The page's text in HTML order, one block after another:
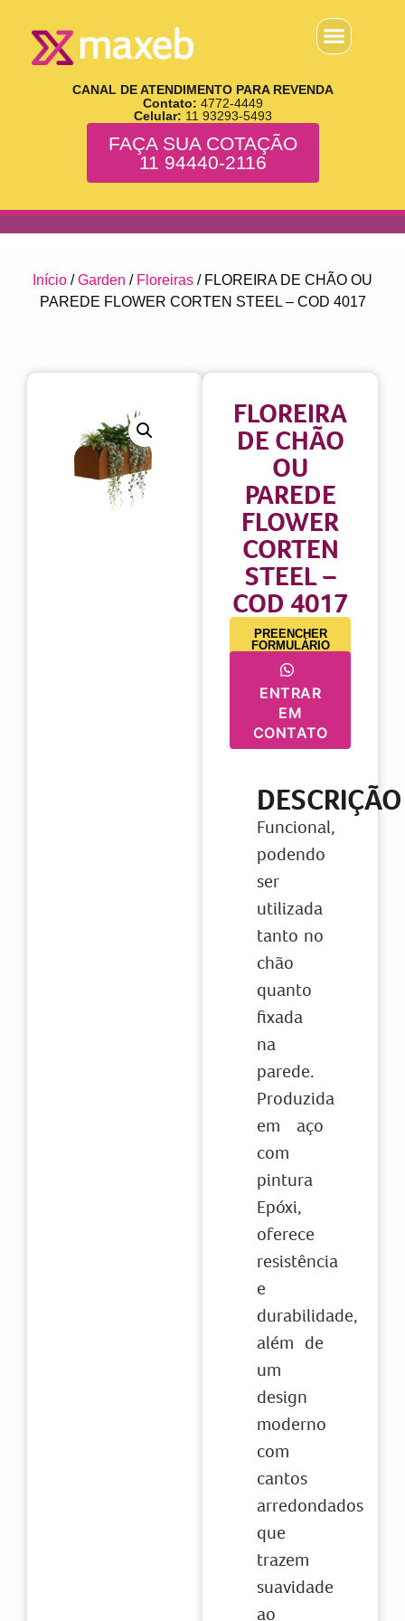
CANAL DE ATENDIMENTO PARA REVENDA
Contato: 4772-4449
Celular: 11 93293-5493
FAÇA SUA COTAÇÃO
11 94440-2116
Início /Garden / Floreiras / FLOREIRA DE CHÃO OU
PAREDE FLOWER CORTEN STEEL – COD 4017
FLOREIRA
DE CHÃO
OU
PAREDE
FLOWER
CORTEN
STEEL –
COD 4017
PREENCHER
FORMULÁRIO
ENTRAR
EM
CONTATO
DESCRIÇÃO
Funcional,
podendo
ser
utilizada
tanto no
chão
quanto
fixada
na
parede.
Produzida
em aço
com
pintura
Epóxi,
oferece
resistência
e
durabilidade,
além de
um
design
moderno
com
cantos
arredondados
que
trazem
suavidade
ao